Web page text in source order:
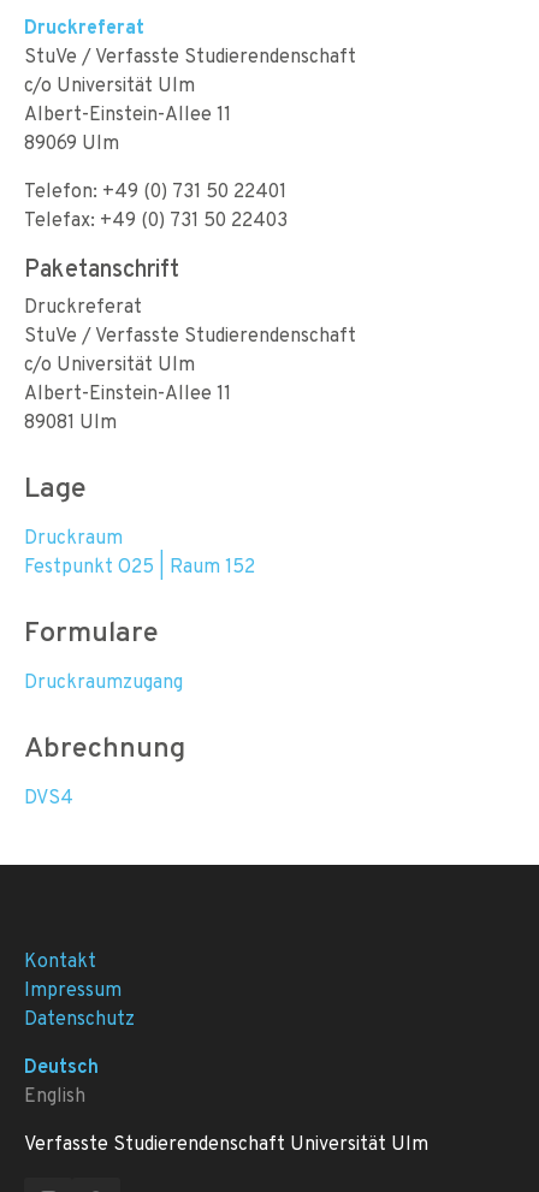
Druckreferat
StuVe / Verfasste Studierendenschaft
c/o Universität Ulm
Albert-Einstein-Allee 11
89069 Ulm
Telefon: +49 (0) 731 50 22401
Telefax: +49 (0) 731 50 22403
Paketanschrift
Druckreferat
StuVe / Verfasste Studierendenschaft
c/o Universität Ulm
Albert-Einstein-Allee 11
89081 Ulm
Lage
Druckraum
Festpunkt O25 | Raum 152
Formulare
Druckraumzugang
Abrechnung
DVS4
Kontakt
Impressum
Datenschutz
Deutsch
English
Verfasste Studierendenschaft Universität Ulm